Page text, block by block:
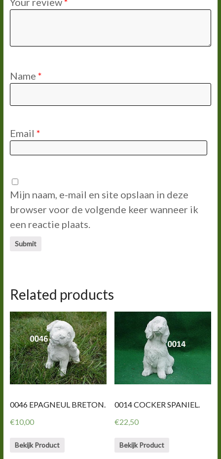
Name *
Email *
Mijn naam, e-mail en site opslaan in deze
browser voor de volgende keer wanneer ik
een reactie plaats.
Related products
0046 EPAGNEUL BRETON.
€10,00
Bekijk Product
0014 COCKER SPANIEL.
€22,50
Bekijk Product